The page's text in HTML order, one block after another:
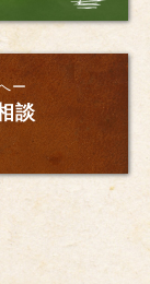
ー
談